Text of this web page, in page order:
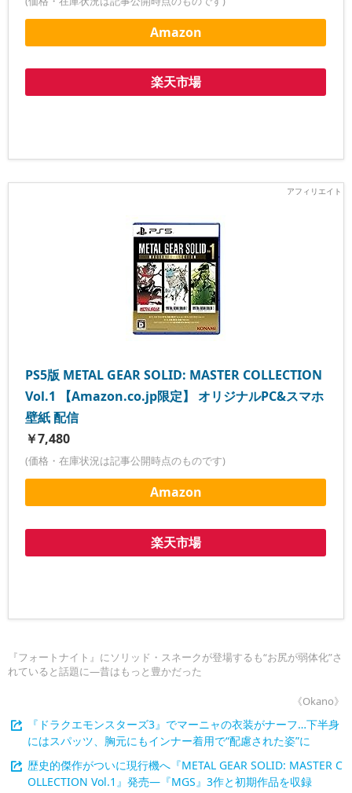
Amazon
楽天市場
PS5版 METAL GEAR SOLID: MASTER COLLECTION
Vol.1 【Amazon.co.jp限定】 オリジナルPC&スマホ
壁紙 配信
￥7,480
(価格・在庫状況は記事公開時点のものです)
Amazon
楽天市場
『フォートナイト』にソリッド・スネークが登場するも“お尻が弱体化”さ
れていると話題に―昔はもっと豊かだった
《Okano》
『ドラクエモンスターズ3』でマーニャの衣装がナーフ…下半身
にはスパッツ、胸元にもインナー着用で“配慮された姿”に
歴史的傑作がついに現行機へ『METAL GEAR SOLID: MASTER C
OLLECTION Vol.1』発売―『MGS』3作と初期作品を収録